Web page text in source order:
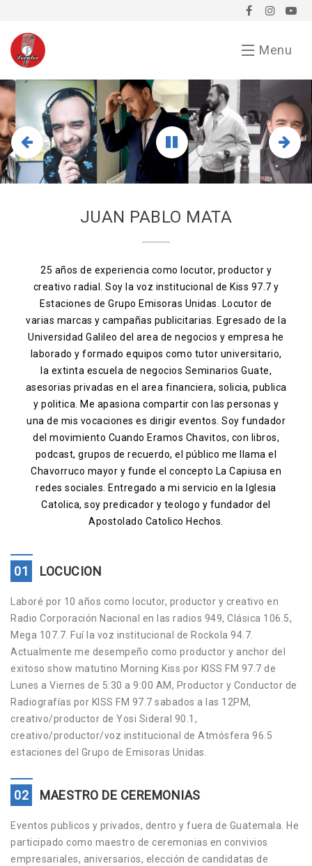
Menu
Inicio
Demo
Chavorrucadas
Anunciarse conmigo
Contacto
JUAN PABLO MATA
25 años de experiencia como locutor, productor y
creativo radial. Soy la voz institucional de Kiss 97.7 y
Estaciones de Grupo Emisoras Unidas. Locutor de
varias marcas y campañas publicitarias. Egresado de la
Universidad Galileo del area de negocios y empresa he
laborado y formado equipos como tutor universitario,
la extinta escuela de negocios Seminarios Guate,
asesorias privadas en el area financiera, solicia, publica
y politica. Me apasiona compartir con las personas y
una de mis vocaciones es dirigir eventos. Soy fundador
del movimiento Cuando Eramos Chavitos, con libros,
podcast, grupos de recuerdo, el público me llama el
Chavorruco mayor y funde el concepto La Capiusa en
redes sociales. Entregado a mi servicio en la Iglesia
Catolica, soy predicador y teologo y fundador del
Apostolado Catolico Hechos.
01 LOCUCION
Laboré por 10 años como locutor, productor y creativo en
Radio Corporación Nacional en las radios 949, Clásica 106.5,
Mega 107.7. Fuí la voz institucional de Rockola 94.7.
Actualmente me desempeño como productor y anchor del
exitoso show matutino Morning Kiss por KISS FM 97.7 de
Lunes a Viernes de 5:30 a 9:00 AM, Productor y Conductor de
Radiografías por KISS FM 97.7 sabados a las 12PM,
creativo/productor de Yosi Sideral 90.1,
creativo/productor/voz institucional de Atmósfera 96.5
estaciones del Grupo de Emisoras Unidas.
02 MAESTRO DE CEREMONIAS
Eventos publicos y privados, dentro y fuera de Guatemala. He
participado como maestro de ceremonias en convivios
empresariales, aniversarios, elección de candidatas de